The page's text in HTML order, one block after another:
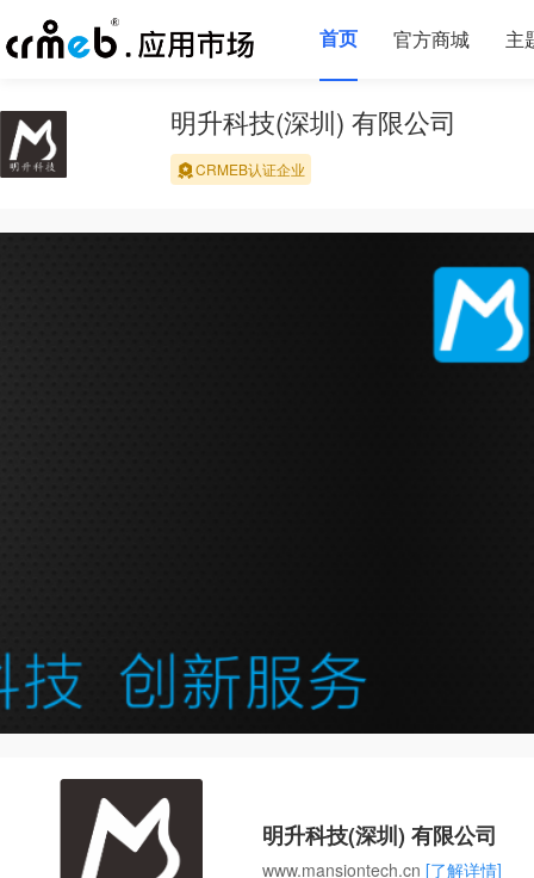
首页 官方商城 主
明升科技(深圳) 有限公司
CRMEB认证企业
明升科技(深圳) 有限公司
www.mansiontech.cn [了解详情]